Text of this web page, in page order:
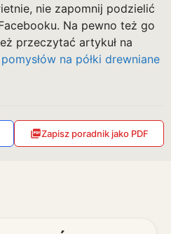
nie zapomnij podzielić
Na pewno też go
przeczytać artykuł na
na półki drewniane
Zapisz poradnik jako PDF